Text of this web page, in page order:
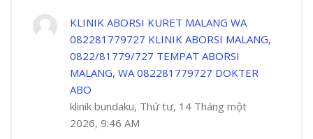
KLINIK ABORSI KURET MALANG WA
082281779727 KLINIK ABORSI MALANG,
0822/81779/727 TEMPAT ABORSI
MALANG, WA 082281779727 DOKTER
ABO
klinik bundaku, Thứ tư, 14 Tháng một
2026, 9:46 AM